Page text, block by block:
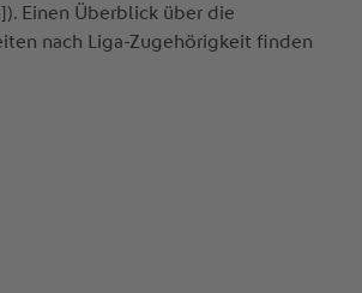
Einen Überblick über die
nach Liga-Zugehörigkeit finden